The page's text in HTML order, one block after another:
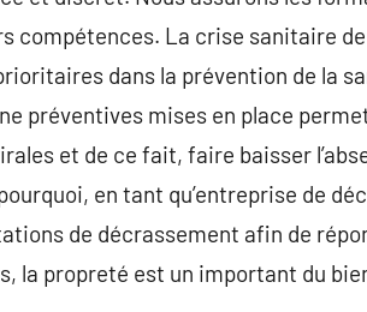
compétences. La crise sanitaire
dans la prévention de la
préventives mises en place
et de ce fait, faire baisser
en tant qu’entreprise de
de décrassement afin de
la propreté est un important du